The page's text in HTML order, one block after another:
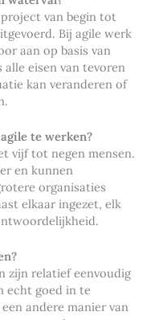
van begin tot
Bij agile werk
aan op basis van
eisen van tevoren
kan veranderen of
te werken?
vijf tot negen mensen.
en kunnen
organisaties
elkaar ingezet, elk
zijn relatief eenvoudig
echt goed in te
andere manier van